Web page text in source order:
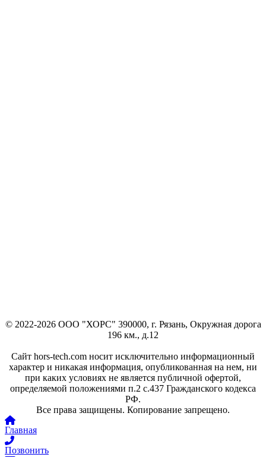
© 2022-2026 ООО "ХОРС" 390000, г. Рязань, Окружная дорога
196 км., д.12
Сайт hors-tech.com носит исключительно информационный
характер и никакая информация, опубликованная на нем, ни
при каких условиях не является публичной офертой,
определяемой положениями п.2 с.437 Гражданского кодекса
РФ.
Все права защищены. Копирование запрещено.
Главная
Позвонить